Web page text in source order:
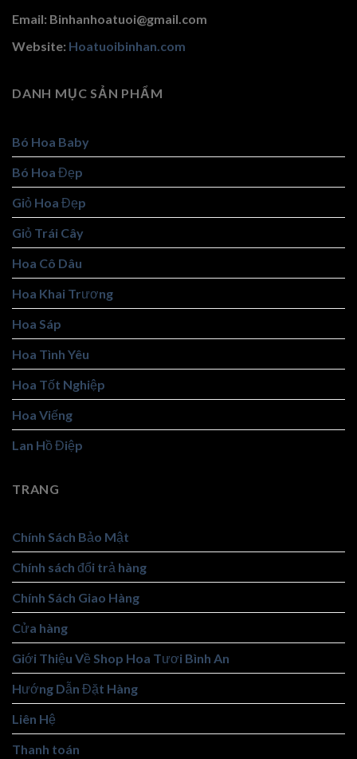
Email: Binhanhoatuoi@gmail.com
Website: Hoatuoibinhan.com
DANH MỤC SẢN PHẨM
Bó Hoa Baby
Bó Hoa Đẹp
Giỏ Hoa Đẹp
Giỏ Trái Cây
Hoa Cô Dâu
Hoa Khai Trương
Hoa Sáp
Hoa Tình Yêu
Hoa Tốt Nghiệp
Hoa Viếng
Lan Hồ Điệp
TRANG
Chính Sách Bảo Mật
Chính sách đổi trả hàng
Chính Sách Giao Hàng
Cửa hàng
Giới Thiệu Về Shop Hoa Tươi Bình An
Hướng Dẫn Đặt Hàng
Liên Hệ
Thanh toán